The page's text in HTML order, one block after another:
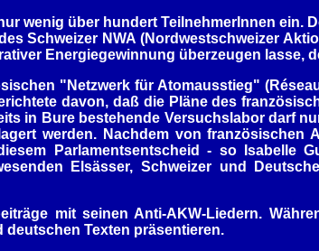
wenig über hundert TeilnehmerInnen ein.
Schweizer NWA (Nordwestschweizer
Energiegewinnung überzeugen lasse,
"Netzwerk für Atomausstieg"
davon, daß die Pläne des
in Bure bestehende Versuchslabor darf
werden. Nachdem von französischen
Parlamentsentscheid - so Isabelle
Elsässer, Schweizer und
mit seinen Anti-AKW-Liedern.
deutschen Texten präsentieren.